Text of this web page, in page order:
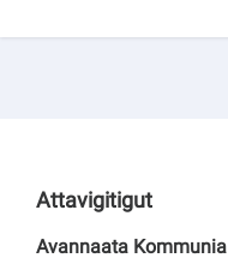
Attavigitigut
Avannaata Kommunia